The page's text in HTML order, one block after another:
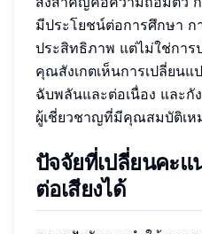
มีประโยชน์ต่อการศึกษา ก
ประสิทธิภาพ แต่ไม่ใช่การ
คุณสังเกตเห็นการเปลี่ยนแ
ฉับพลันและต่อเนื่อง และกั
ผู้เชี่ยวชาญที่มีคุณสมบัติเห
ปัจจัยที่เปลี่ยนคะ
ต่อเสียงได้